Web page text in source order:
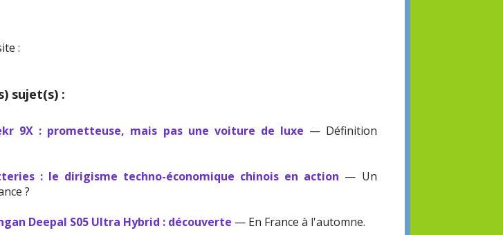
:
sujet(s) :
9X : prometteuse, mais pas une voiture de luxe — Définition
: le dirigisme techno-économique chinois en action — Un
?
Deepal S05 Ultra Hybrid : découverte — En France à l'automne.